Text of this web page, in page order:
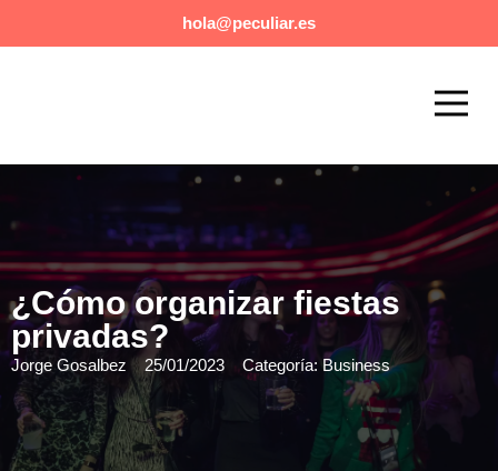
hola@peculiar.es
¿Cómo organizar fiestas
privadas?
Jorge Gosalbez 25/01/2023 Categoría: Business